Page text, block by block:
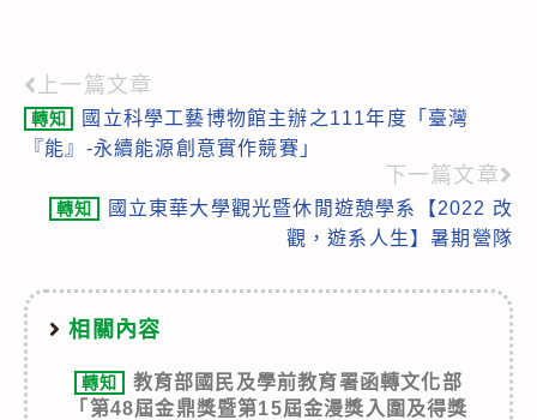
Read
more
上一篇文章
轉知
國立科學工藝博物館主辦之111年度「臺灣
『能』-永續能源創意實作競賽」
下一篇文章
轉知
國立東華大學觀光暨休閒遊憩學系【2022 改
觀，遊系人生】暑期營隊
相關內容
轉知
教育部國民及學前教育署函轉文化部
「第48屆金鼎獎暨第15屆金漫獎入圍及得獎